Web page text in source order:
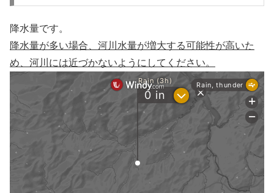
降水量です。
降水量が多い場合、河川水量が増大する可能性が高いた
め、河川には近づかないようにしてください。